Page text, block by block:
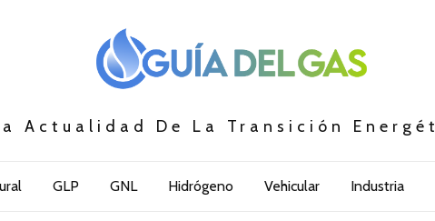
Actualidad De La Transición
GLP GNL Hidrógeno Vehicular Industria